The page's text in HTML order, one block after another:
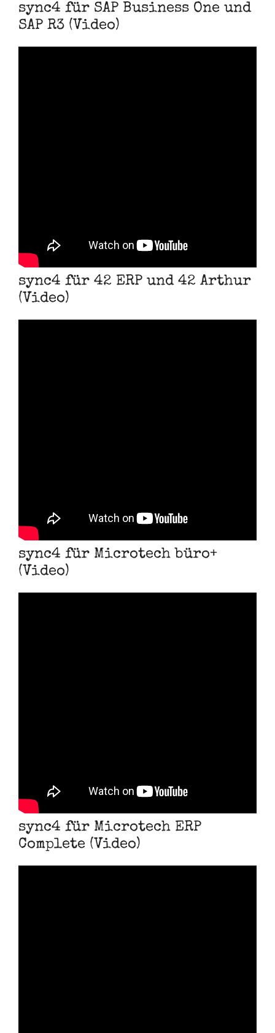
sync4 für SAP Business One und
SAP R3 (Video)
sync4 für 42 ERP und 42 Arthur
(Video)
sync4 für Microtech büro+
(Video)
sync4 für Microtech ERP
Complete (Video)